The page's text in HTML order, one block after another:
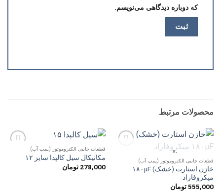
که دوباره دیدگاهی می‌نویسم.
محصولات مرتبط
علاقه
مندی
ناموجود
قطعات جانبی الکتروموتور (پمپ آب)
خازن استارت (خشک) ۱۸۰µF
میکروفاراد
555,000 تومان
قطعات جانبی الکتروموتور (پمپ آب)
مکانیکال سیل کالپدا سایز ۱۲
278,000 تومان